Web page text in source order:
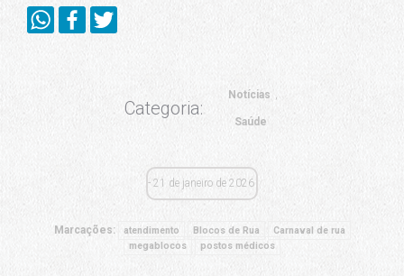
Categoria:
Notícias
Saúde
21 de janeiro de 2026
Marcações: atendimento Blocos de Rua
Carnaval de rua
megablocos
postos médicos